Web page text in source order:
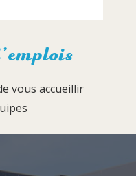
vous accueillir